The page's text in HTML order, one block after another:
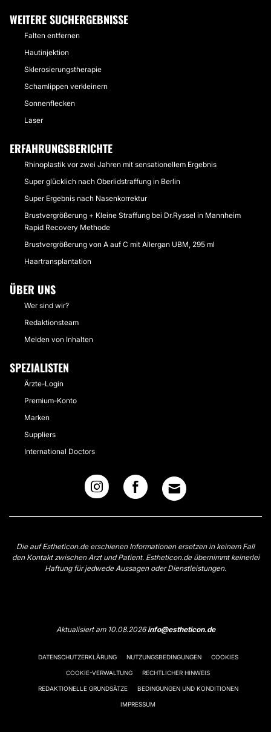
WEITERE SUCHERGEBNISSE
Falten entfernen
Hautinjektion
Sklerosierungstherapie
Schamlippen verkleinern
Sonnenflecken
Laser
ERFAHRUNGSBERICHTE
Rhinoplastik vor zwei Jahren mit sensationellem Ergebnis
Super glücklich nach Oberlidstraffung in Berlin
Super Ergebnis nach Nasenkorrektur
Brustvergrößerung + Kleine Straffung bei Dr.Ryssel in Mannheim
Rapid Recovery Methode
Brustvergrößerung von A auf C mit Allergan UBM, 295 ml
Haartransplantation
ÜBER UNS
Wer sind wir?
Redaktionsteam
Melden von Inhalten
SPEZIALISTEN
Ärzte-Login
Premium-Konto
Marken
Suppliers
International Doctors
Die auf Estheticon.de erschienen Informationen ersetzen in keinem Fall
den Kontakt zwischen Arzt und Patient. Estheticon.de übernimmt keinerlei
Haftung für jedwede Aussagen oder Dienstleistungen.
Aktualisiert am 10.08.2026info@estheticon.de
DATENSCHUTZERKLÄRUNG NUTZUNGSBEDINGUNGEN COOKIES
COOKIE-VERWALTUNG RECHTLICHER HINWEIS
REDAKTIONELLE GRUNDSÄTZE BEDINGUNGEN UND KONDITIONEN
IMPRESSUM